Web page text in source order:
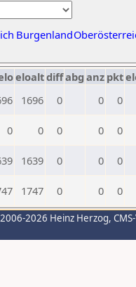
Burgenland
eloaltdiffabg anz pkt
1696 0 0 0
0 0 0 0 0
1639 0 0 0
1747 0 0 0
2026 Heinz Herzog,